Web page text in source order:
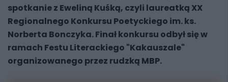
spotkanie z Eweliną Kuśką, czyli laureatką XX
Regionalnego Konkursu Poetyckiego im. ks.
Norberta Bonczyka. Finał konkursu odbył się w
ramach Festu Literackiego "Kakauszale"
organizowanego przez rudzką MBP.